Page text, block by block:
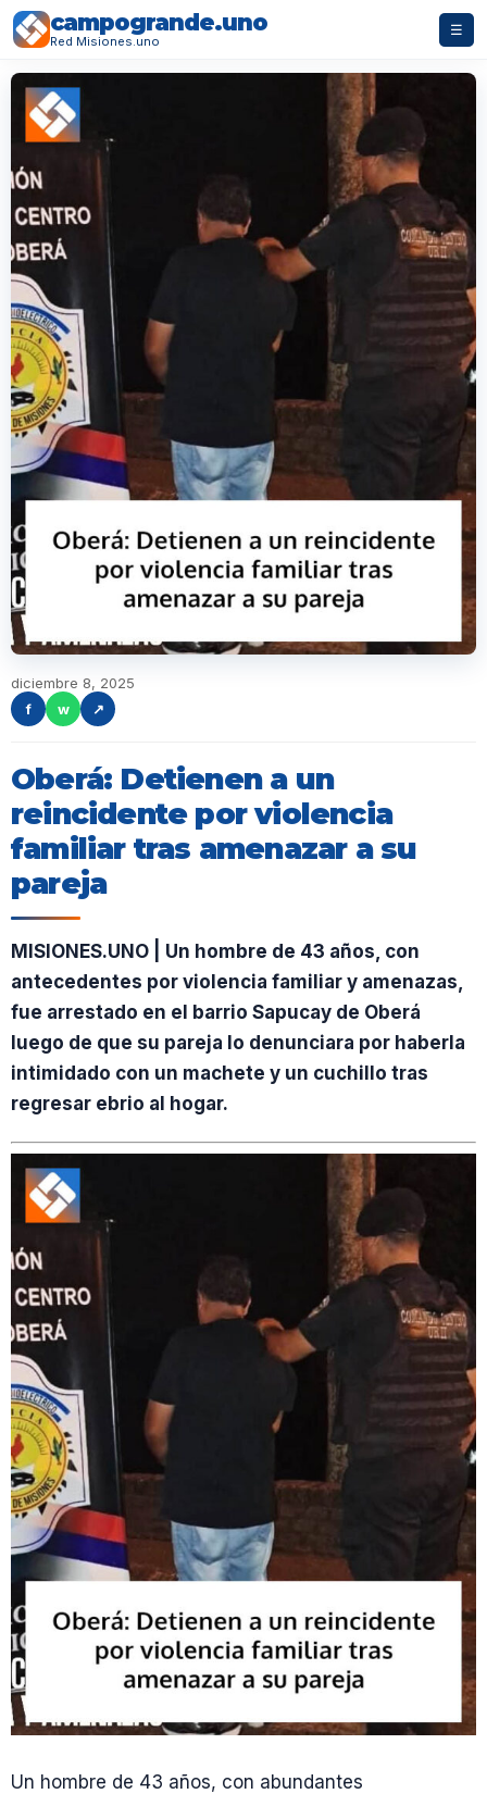
campogrande.uno
Red Misiones.uno
☰
diciembre 8, 2025
f
w ↗
Oberá: Detienen a un
reincidente por violencia
familiar tras amenazar a su
pareja
MISIONES.UNO | Un hombre de 43 años, con
antecedentes por violencia familiar y amenazas,
fue arrestado en el barrio Sapucay de Oberá
luego de que su pareja lo denunciara por haberla
intimidado con un machete y un cuchillo tras
regresar ebrio al hogar.
Un hombre de 43 años, con abundantes